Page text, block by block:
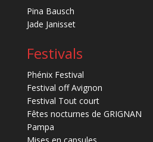
Pina Bausch
Jade Janisset
Festivals
Phénix Festival
Festival off Avignon
Festival Tout court
Fêtes nocturnes de GRIGNAN
Pampa
Mises en capsules